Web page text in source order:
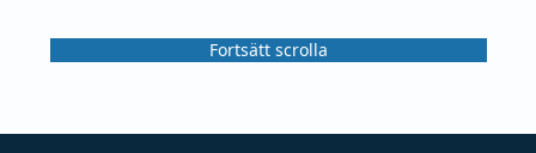
Fortsätt scrolla